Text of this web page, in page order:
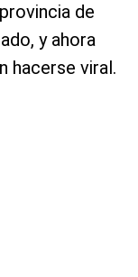
de
y ahora
hacerse viral.